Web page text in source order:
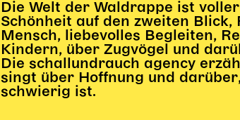
Die Welt der Waldrappe ist
Schönheit auf den zweiten Blick,
Mensch, liebevolles Begleiten,
Kindern, über Zugvögel und
Die schallundrauch agency
singt über Hoffnung und
schwierig ist.